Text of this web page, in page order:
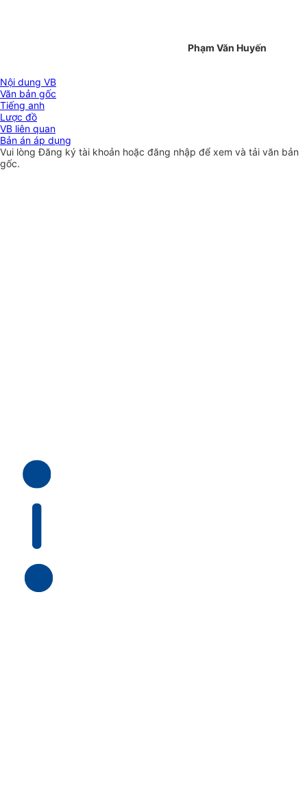
Phạm Văn Huyến
Nội dung VB
Văn bản gốc
Tiếng anh
Lược đồ
VB liên quan
Bản án áp dụng
Vui lòngĐăng ký tài khoản hoặc đăng nhập để xem và tải văn bản
gốc.